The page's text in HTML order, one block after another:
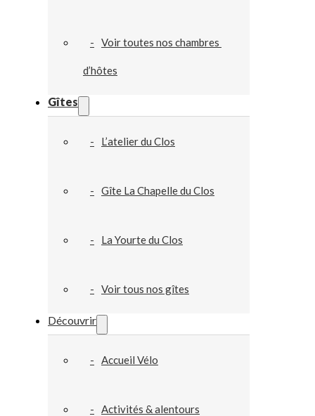
Voir toutes nos chambres
d’hôtes
Gîtes
L’atelier du Clos
Gîte La Chapelle du Clos
La Yourte du Clos
Voir tous nos gîtes
Découvrir
Accueil Vélo
Activités & alentours